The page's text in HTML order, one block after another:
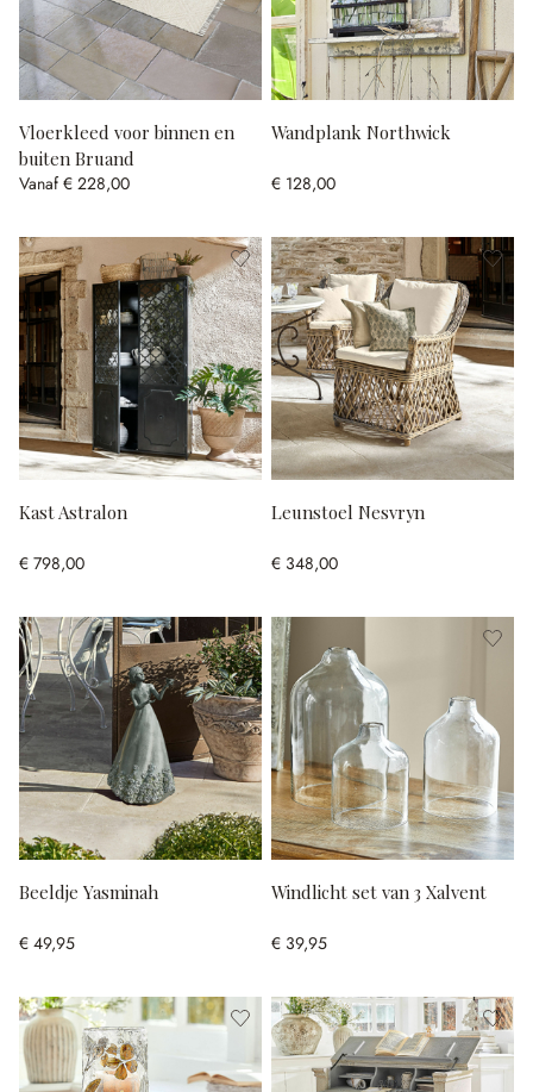
Vloerkleed voor binnen en
buiten Bruand
Vanaf € 228,00
Wandplank Northwick
€ 128,00
Kast Astralon
€ 798,00
Leunstoel Nesvryn
€ 348,00
Beeldje Yasminah
€ 49,95
Windlicht set van 3 Xalvent
€ 39,95